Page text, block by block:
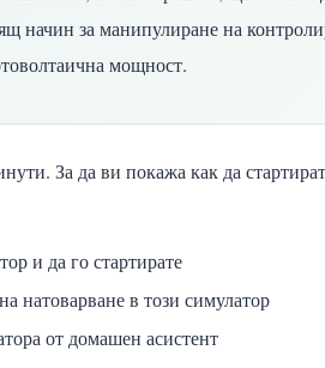
начин за манипулиране на
мощност.
За да ви покажа как да
и да го стартирате
натоварване в този симулатор
от домашен асистент